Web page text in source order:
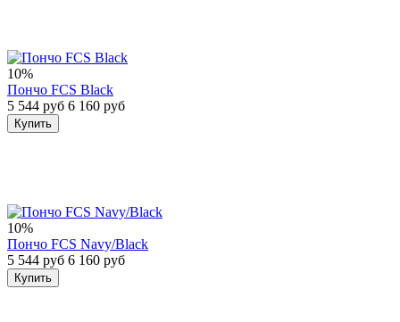
10%
Пончо FCS Black
5 544 руб 6 160 руб
Купить
10%
Пончо FCS Navy/Black
5 544 руб 6 160 руб
Купить